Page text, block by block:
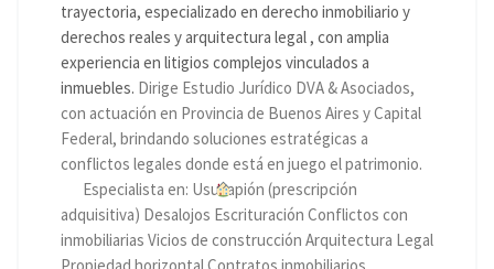
trayectoria, especializado en derecho inmobiliario y
derechos reales y arquitectura legal , con amplia
experiencia en litigios complejos vinculados a
inmuebles. Dirige Estudio Jurídico DVA & Asociados,
con actuación en Provincia de Buenos Aires y Capital
Federal, brindando soluciones estratégicas a
conflictos legales donde está en juego el patrimonio.
Especialista en: Usucapión (prescripción
adquisitiva) Desalojos Escrituración Conflictos con
inmobiliarias Vicios de construcción Arquitectura Legal